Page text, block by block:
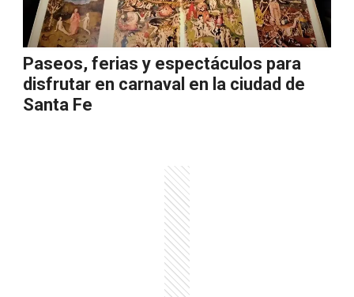
Paseos, ferias y espectáculos para
disfrutar en carnaval en la ciudad de
Santa Fe